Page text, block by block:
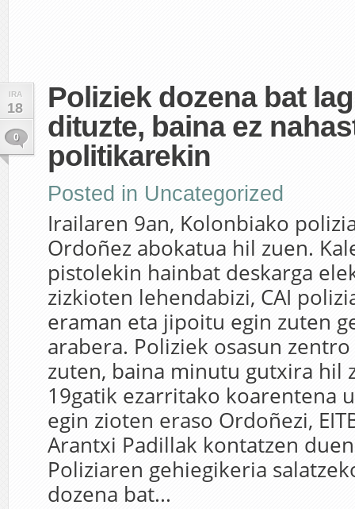
IRA
18
0
Poliziek dozena bat
dituzte, baina ez
politikarekin
Posted in Uncategorized
Irailaren 9an, Kolonbiako
Ordoñez abokatua hil zuen.
pistolekin hainbat deskarga
zizkioten lehendabizi, CAI
eraman eta jipoitu egin zuten
arabera. Poliziek osasun
zuten, baina minutu gutxira hil
19gatik ezarritako koarentena
egin zioten eraso Ordoñezi,
Arantxi Padillak kontatzen
Poliziaren gehiegikeria
dozena bat...